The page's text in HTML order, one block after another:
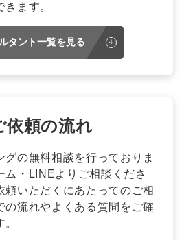
ます。
タント一覧を見る
依頼の流れ
グの無料相談を行っておりま
ム・LINEよりご相談くださ
頼いただくにあたってのご相
の流れやよくある質問をご確